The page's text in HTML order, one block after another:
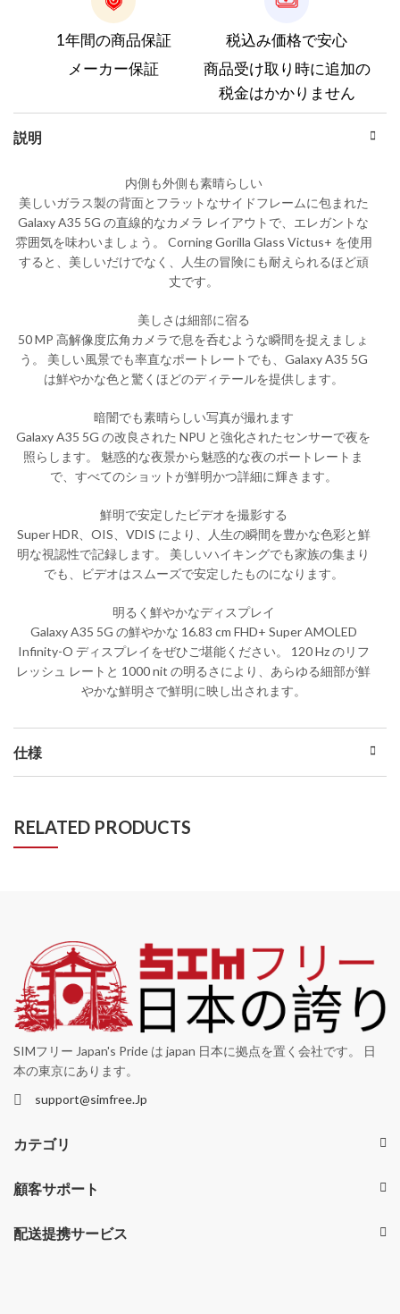
1年間の商品保証
メーカー保証
税込み価格で安心
商品受け取り時に追加の
税金はかかりません
説明
内側も外側も素晴らしい
美しいガラス製の背面とフラットなサイドフレームに包まれた
Galaxy A35 5G の直線的なカメラ レイアウトで、エレガントな
雰囲気を味わいましょう。 Corning Gorilla Glass Victus+ を使用
すると、美しいだけでなく、人生の冒険にも耐えられるほど頑
丈です。
美しさは細部に宿る
50 MP 高解像度広角カメラで息を呑むような瞬間を捉えましょ
う。 美しい風景でも率直なポートレートでも、Galaxy A35 5G
は鮮やかな色と驚くほどのディテールを提供します。
暗闇でも素晴らしい写真が撮れます
Galaxy A35 5G の改良された NPU と強化されたセンサーで夜を
照らします。 魅惑的な夜景から魅惑的な夜のポートレートま
で、すべてのショットが鮮明かつ詳細に輝きます。
鮮明で安定したビデオを撮影する
Super HDR、OIS、VDIS により、人生の瞬間を豊かな色彩と鮮
明な視認性で記録します。 美しいハイキングでも家族の集まり
でも、ビデオはスムーズで安定したものになります。
明るく鮮やかなディスプレイ
Galaxy A35 5G の鮮やかな 16.83 cm FHD+ Super AMOLED
Infinity-O ディスプレイをぜひご堪能ください。 120 Hz のリフ
レッシュ レートと 1000 nit の明るさにより、あらゆる細部が鮮
やかな鮮明さで鮮明に映し出されます。
仕様
RELATED PRODUCTS
SIMフリー Japan's Pride は japan 日本に拠点を置く会社です。 日
本の東京にあります。
support@simfree.Jp
カテゴリ
顧客サポート
配送提携サービス